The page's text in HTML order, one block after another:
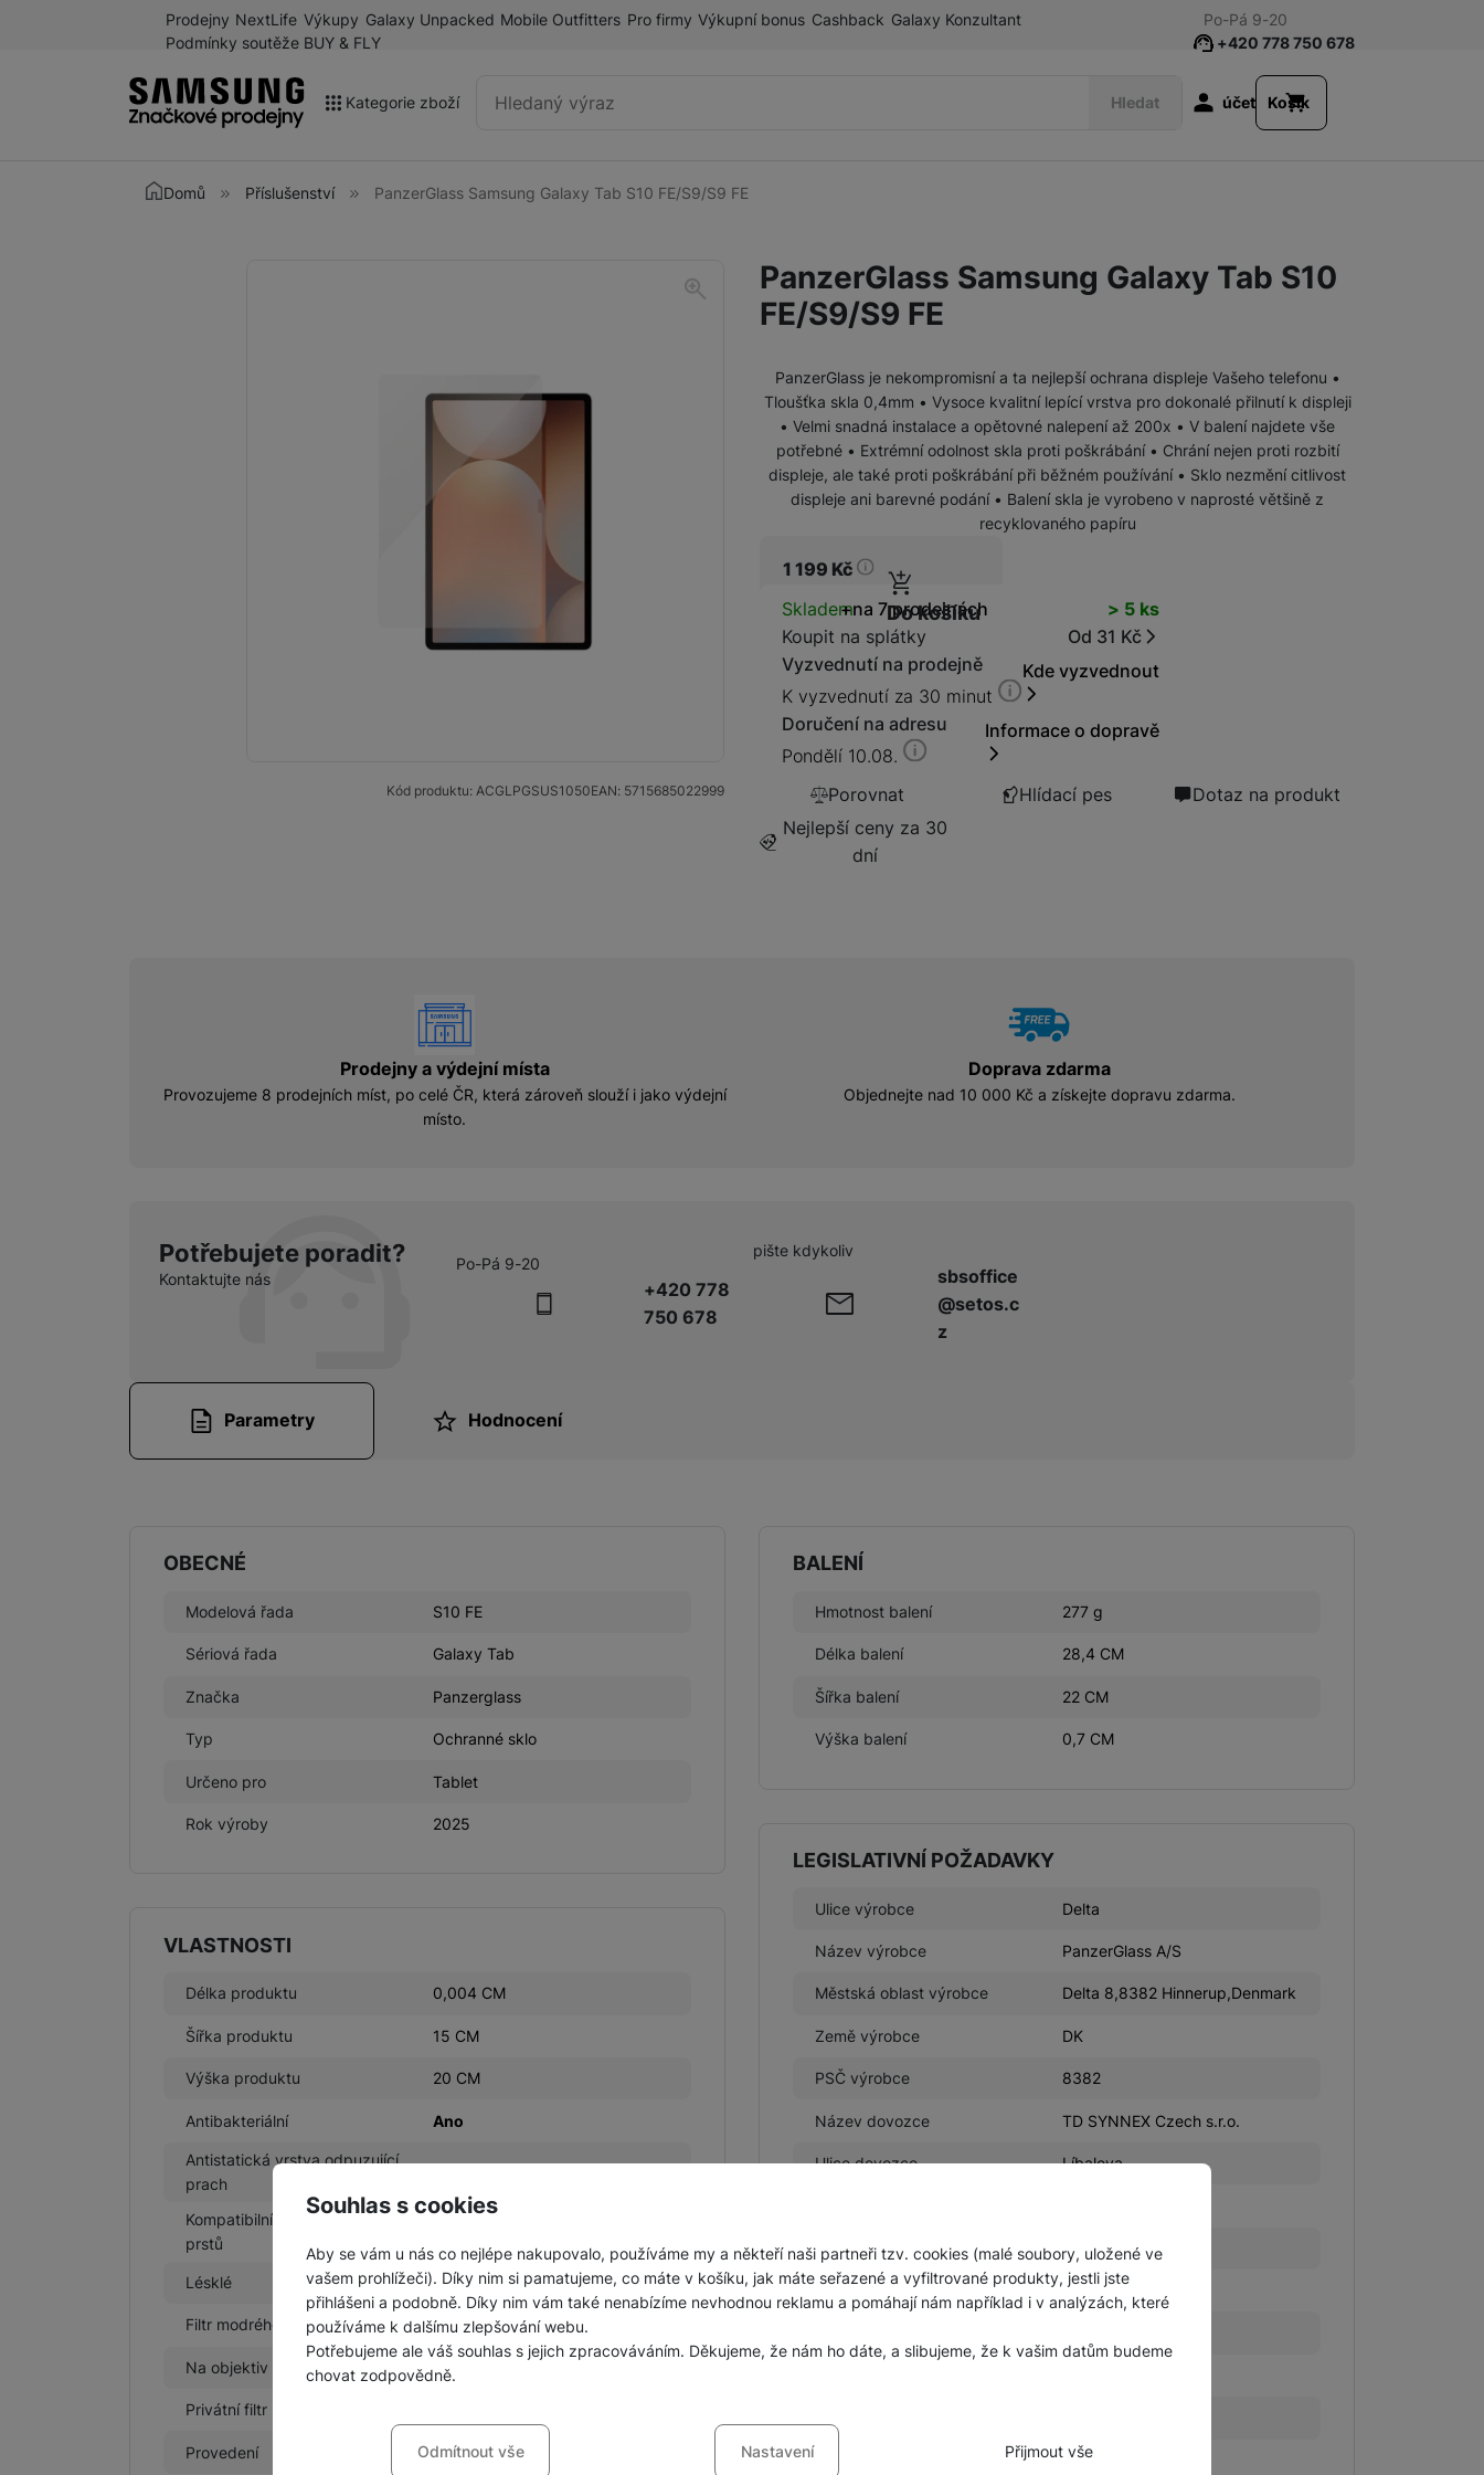
Souhlas s cookies
Aby se vám u nás co nejlépe nakupovalo, používáme my a někteří naši partneři tzv. cookies (malé soubory, uložené ve
vašem prohlížeči). Díky nim si pamatujeme, co máte v košíku, jak máte seřazené a vyfiltrované produkty, jestli jste
přihlášeni a podobně. Díky nim vám také nenabízíme nevhodnou reklamu a pomáhají nám například i v analýzách, které
používáme k dalšímu zlepšování webu.
Potřebujeme ale váš souhlas s jejich zpracováváním. Děkujeme, že nám ho dáte, a slibujeme, že k vašim datům budeme
chovat zodpovědně.
Nastavení souhlasů s kategoriemi cookies
bez těchto cookies náš web nebude fungovat
Odmítnout vše Nastavení Přijmout vše
Prodejny NextLife Výkupy Galaxy Unpacked Mobile Outfitters Pro firmy Výkupní bonus Cashback Galaxy Konzultant
Podmínky soutěže BUY & FLY
Vyhledávání Hledat
Kategorie zboží
Akce
Příslušenství k mobilnímu
Fólie a tvrzená skla Klávesnice
Příslušenství k chytrým
Nabíječky k chytrým hodinkám Nabíječky
Síťové nabíječky
Nabíječky k chytrým hodinkám
Powerbanky
+420 778 750 678
Po-Pá 9-20
Uživatelská
účet Košík
Domů Příslušenství PanzerGlass Samsung Galaxy Tab S10 FE/S9/S9 FE
PanzerGlass Samsung Galaxy Tab S10
FE/S9/S9 FE
PanzerGlass je nekompromisní a ta nejlepší ochrana displeje Vašeho telefonu •
Tloušťka skla 0,4mm • Vysoce kvalitní lepící vrstva pro dokonalé přilnutí k displeji
• Velmi snadná instalace a opětovné nalepení až 200x • V balení najdete vše
potřebné • Extrémní odolnost skla proti poškrábání • Chrání nejen proti rozbití
displeje, ale také proti poškrábání při běžném používání • Sklo nezmění citlivost
displeje ani barevné podání • Balení skla je vyrobeno v naprosté většině z
recyklovaného papíru
1 199 Kč
Do košíku
Dostupnost
Sklademna 7 prodejnách
> 5 ks
Koupit na splátky
Od 31 Kč
Vyzvednutí na prodejně
K vyzvednutí za 30 minut
Kde vyzvednout
Doručení na adresu
Pondělí 10.08.
Informace o dopravě
Porovnat Hlídací pes
Dotaz na produkt
Nejlepší ceny za 30
dní
Kód produktu: ACGLPGSUS1050EAN: 5715685022999
Prodejny a výdejní místa
Provozujeme 8 prodejních míst, po celé ČR, která zároveň slouží i jako výdejní
místo.
Doprava zdarma
Objednejte nad 10 000 Kč a získejte dopravu zdarma.
Potřebujete poradit?
Kontaktujte nás
Po-Pá 9-20
+420 778
750 678
pište kdykoliv
sbsoffice
@setos.c
z
Parametry Hodnocení
OBECNÉ
Modelová řada S10 FE
Sériová řada Galaxy Tab
Značka Panzerglass
Typ Ochranné sklo
Určeno pro Tablet
Rok výroby 2025
VLASTNOSTI
Délka produktu 0,004 CM
Šířka produktu 15 CM
Výška produktu 20 CM
Antibakteriální Ano
Antistatická vrstva odpuzující
prach
Kompatibilní se čtečkou otisku
prstů
Lésklé Ano
Filtr modrého světla Ne
Na objektiv Ne
Privátní filtr
Provedení 2.5D
BALENÍ
Hmotnost balení 277 g
Délka balení 28,4 CM
Šířka balení 22 CM
Výška balení 0,7 CM
LEGISLATIVNÍ POŽADAVKY
Ulice výrobce Delta
Název výrobce PanzerGlass A/S
Městská oblast výrobce Delta 8,8382 Hinnerup,Denmark
Země výrobce DK
PSČ výrobce 8382
Název dovozce TD SYNNEX Czech s.r.o.
Ulice dovozce Líbalova
Město dovozce Praha
PSČ dovozce 14900
CZ